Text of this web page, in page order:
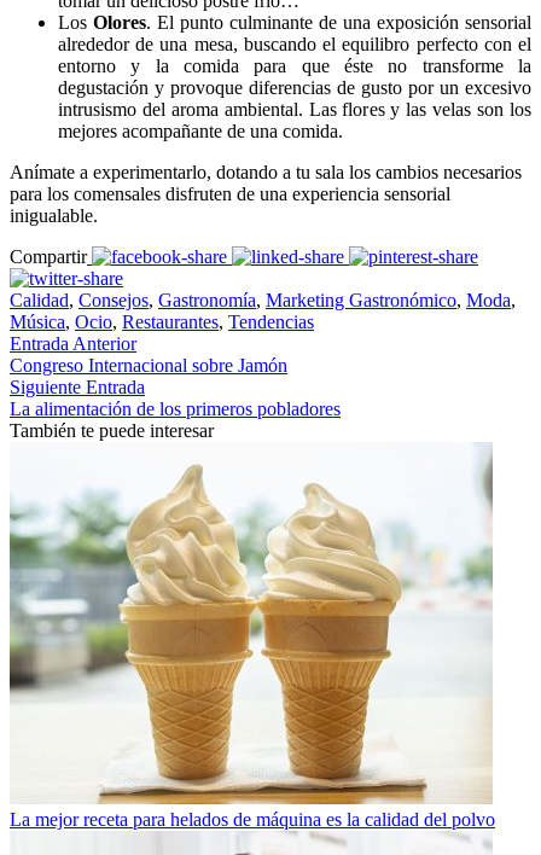
Los Olores. El punto culminante de una exposición sensorial
alrededor de una mesa, buscando el equilibro perfecto con el
entorno y la comida para que éste no transforme la
degustación y provoque diferencias de gusto por un excesivo
intrusismo del aroma ambiental. Las flores y las velas son los
mejores acompañante de una comida.
Anímate a experimentarlo, dotando a tu sala los cambios necesarios
para los comensales disfruten de una experiencia sensorial
inigualable.
Compartir
Calidad, Consejos, Gastronomía, Marketing Gastronómico, Moda,
Música, Ocio, Restaurantes, Tendencias
Entrada Anterior
Congreso Internacional sobre Jamón
Siguiente Entrada
La alimentación de los primeros pobladores
También te puede interesar
La mejor receta para helados de máquina es la calidad del polvo